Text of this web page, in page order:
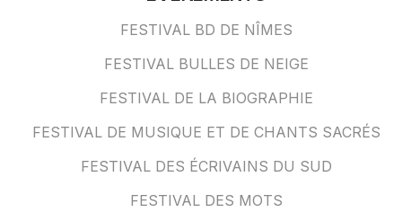
FESTIVAL BD DE NÎMES
FESTIVAL BULLES DE NEIGE
FESTIVAL DE LA BIOGRAPHIE
FESTIVAL DE MUSIQUE ET DE CHANTS SACRÉS
FESTIVAL DES ÉCRIVAINS DU SUD
FESTIVAL DES MOTS